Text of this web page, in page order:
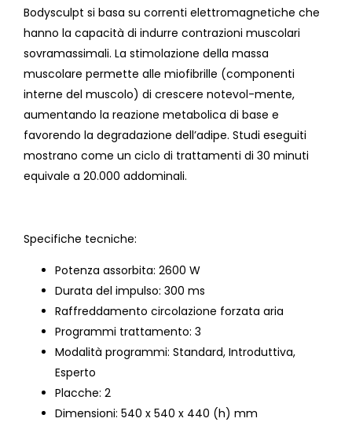
Bodysculpt si basa su correnti elettromagnetiche che
hanno la capacità di indurre contrazioni muscolari
sovramassimali. La stimolazione della massa
muscolare permette alle miofibrille (componenti
interne del muscolo) di crescere notevol-mente,
aumentando la reazione metabolica di base e
favorendo la degradazione dell’adipe. Studi eseguiti
mostrano come un ciclo di trattamenti di 30 minuti
equivale a 20.000 addominali.
Specifiche tecniche:
Potenza assorbita: 2600 W
Durata del impulso: 300 ms
Raffreddamento circolazione forzata aria
Programmi trattamento: 3
Modalità programmi: Standard, Introduttiva,
Esperto
Placche: 2
Dimensioni: 540 x 540 x 440 (h) mm